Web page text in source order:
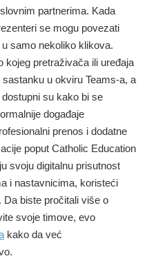
partnerima. Kada
se mogu povezati
samo nekoliko klikova.
kojeg pretraživača ili uređaja
u okviru Teams-a, a
su kako bi se
događaje
prenos i dodatne
poput Catholic Education
svoju digitalnu prisutnost
i nastavnicima, koristeći
Da biste pročitali više o
svoje timove, evo
kako da već